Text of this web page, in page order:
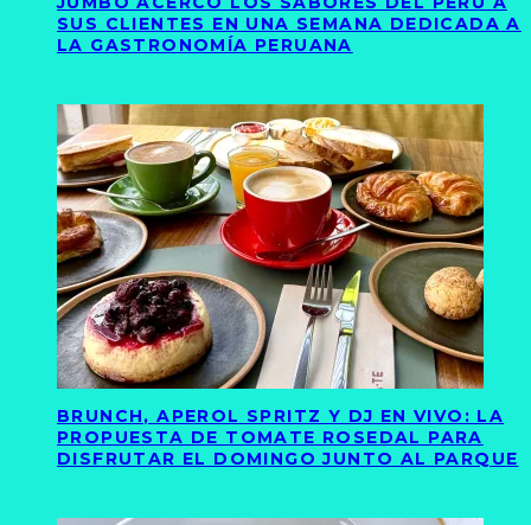
SUS CLIENTES EN UNA SEMANA DEDICADA A
LA GASTRONOMÍA PERUANA
BRUNCH, APEROL SPRITZ Y DJ EN VIVO: LA
PROPUESTA DE TOMATE ROSEDAL PARA
DISFRUTAR EL DOMINGO JUNTO AL PARQUE